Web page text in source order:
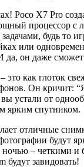
Poco X7 Pro
процессор с
будь то
или
да, он даже
это как глоток
Он кричит:
устали от
ярким спутником.
отличные
будут
ночью – четкими
будут завидовать!